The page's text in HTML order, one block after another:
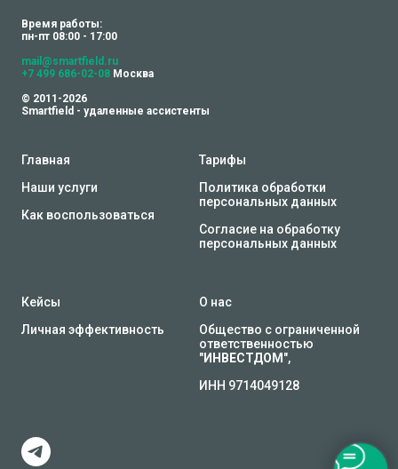
Время работы:
пн-пт 08:00 - 17:00
mail@smartfield.ru
+7 499 686-02-08 Москва
© 2011-2026
Smartfield - удаленные ассистенты
Главная
Наши услуги
Как воспользоваться
Тарифы
Политика обработки
персональных данных
Согласие на обработку
персональных данных
Кейсы
Личная эффективность
О нас
Общество с ограниченной
ответственностью
"ИНВЕСТДОМ ",
ИНН 9714049128